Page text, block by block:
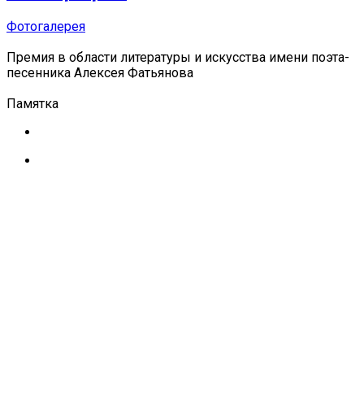
Фотогалерея
Премия в области литературы и искусства имени поэта-
песенника Алексея Фатьянова
Памятка